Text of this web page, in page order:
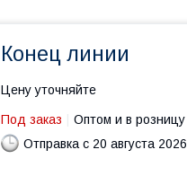
Конец линии
Цену уточняйте
Под заказ
Оптом и в розницу
Отправка с 20 августа 2026